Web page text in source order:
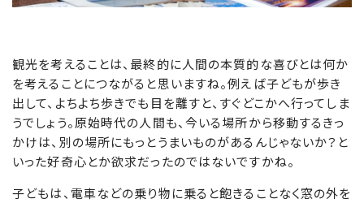
観光を考えることは、最終的に人間の本質的な喜びとは何か
を考えることにつながると思いますね。例えば子どもが歩き
出して、よちよち歩きでも目を離すと、すぐどこかへ行ってしま
うでしょう。原始時代の人間も、今いる場所から移動するきっ
かけは、別の場所にもっとうまいものがあるんじゃないか？と
いった好奇心とか欲求だったのではないですかね。
子どもは、電車などの乗り物に乗ると飽きることなく窓の外を